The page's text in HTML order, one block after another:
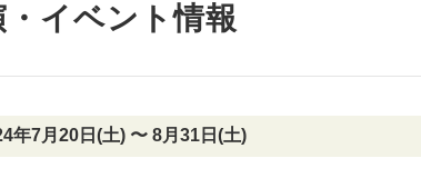
・イベント情報
年7月20日(土) 〜 8月31日(土)